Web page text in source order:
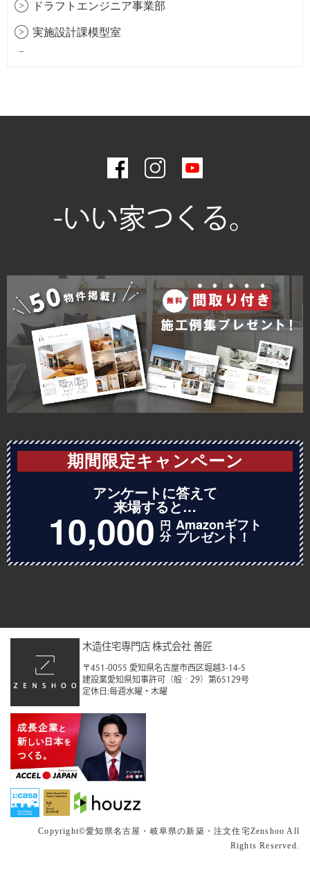
2025年7月
2024年3月
2024年2月
2023年12月
2023年11月
2023年10月
2023年9月
2023年8月
2023年6月
2023年5月
2023年2月
2023年1月
2022年10月
2022年9月
2022年8月
2022年7月
2022年6月
2022年5月
2022年4月
2022年3月
2022年2月
ドラフトエンジニア事業部
実施設計課模型室
工務部品質管理課
工務部工務課
設計部設計課
営業部営業課
-いい家つくる。
期間限定キャンペーン
アンケートに答えて
来場すると…
10,000 円
分
Amazonギフト
プレゼント！
木造住宅専門店 株式会社 善匠
〒451-0055 愛知県名古屋市西区堀越3-14-5
建設業愛知県知事許可（般‐29）第65129号
定休日:毎週水曜・木曜
Copyright©愛知県名古屋・岐阜県の新築・注文住宅Zenshoo All
Rights Reserved.